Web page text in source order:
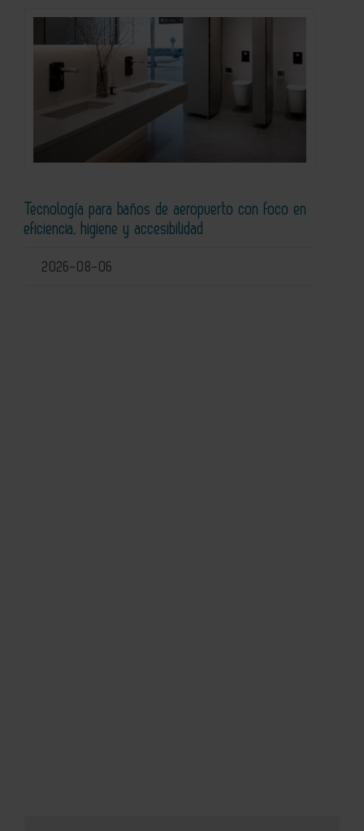
Tecnología para baños de aeropuerto con foco en
eficiencia, higiene y accesibilidad
2026-08-06